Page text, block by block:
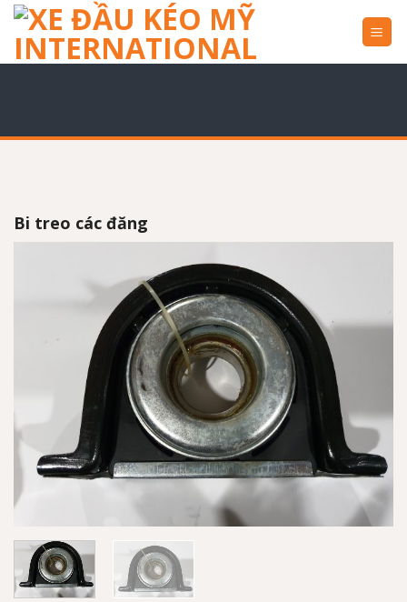
Skip
content
Bi treo các đăng